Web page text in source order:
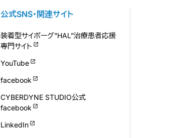
公式SNS・関連サイト
装着型サイボーグ”HAL”治療患者応援
専門サイト
YouTube
facebook
CYBERDYNE STUDIO公式
facebook
LinkedIn